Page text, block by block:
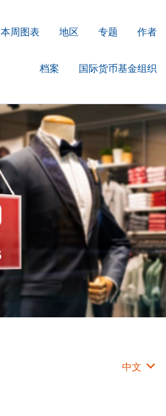
本周图表 地区 专题 作者
档案 国际货币基金组织
中文